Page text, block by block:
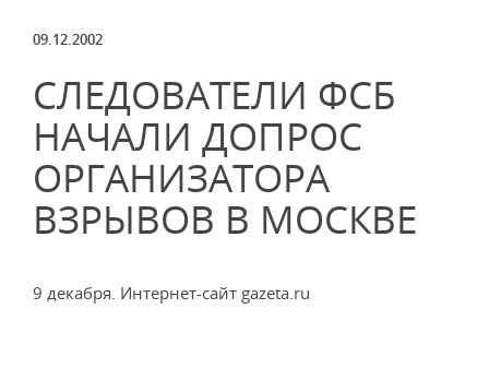
09.12.2002
СЛЕДОВАТЕЛИ ФСБ
НАЧАЛИ ДОПРОС
ОРГАНИЗАТОРА
ВЗРЫВОВ В МОСКВЕ
9 декабря. Интернет-сайт gazeta.ru